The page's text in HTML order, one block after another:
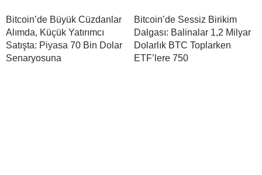
Bitcoin’de Büyük Cüzdanlar
Alımda, Küçük Yatırımcı
Satışta: Piyasa 70 Bin Dolar
Senaryosuna
Bitcoin’de Sessiz Birikim
Dalgası: Balinalar 1,2 Milyar
Dolarlık BTC Toplarken
ETF’lere 750